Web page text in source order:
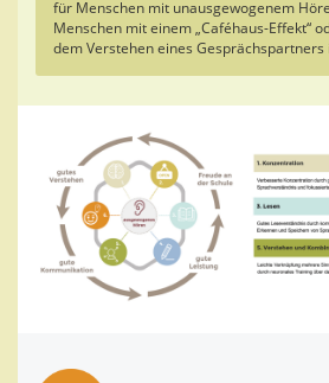
für Menschen mit unausgewogenem
Menschen mit einem „Caféhaus-Effekt“
dem Verstehen eines